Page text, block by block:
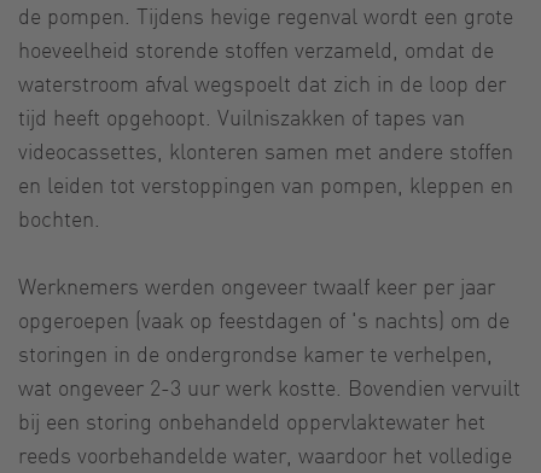
de pompen. Tijdens hevige regenval wordt een grote
hoeveelheid storende stoffen verzameld, omdat de
waterstroom afval wegspoelt dat zich in de loop der
tijd heeft opgehoopt. Vuilniszakken of tapes van
videocassettes, klonteren samen met andere stoffen
en leiden tot verstoppingen van pompen, kleppen en
bochten.
Werknemers werden ongeveer twaalf keer per jaar
opgeroepen (vaak op feestdagen of 's nachts) om de
storingen in de ondergrondse kamer te verhelpen,
wat ongeveer 2-3 uur werk kostte. Bovendien vervuilt
bij een storing onbehandeld oppervlaktewater het
reeds voorbehandelde water, waardoor het volledige